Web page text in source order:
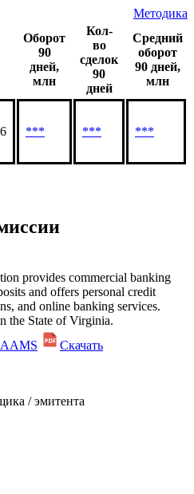
Методика
Оборот
90
дней,
млн
Кол-
во
сделок
90
дней
Средний
оборот
90 дней,
млн
*** *** ***
provides commercial banking
and offers personal credit
and online banking services.
the State of Virginia.
Скачать
/ эмитента